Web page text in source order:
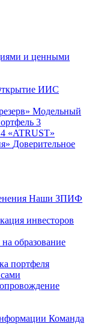
и ценными
ИИС
Модельный
3
«ATRUST»
Доверительное
Наши ЗПИФ
инвесторов
образование
портфеля
Команда